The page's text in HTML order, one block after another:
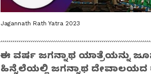
Jagannath Rath Yatra 2023
ಈ ವರ್ಷ ಜಗನ್ನಾಥ ಯಾತ್ರೆಯನ್ನು
ಹಿನ್ನೆಲೆಯಲ್ಲಿ ಜಗನ್ನಾಥ ದೇವಾಲಯದ